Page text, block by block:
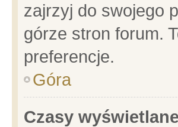
zajrzyj do swojego
górze stron forum.
preferencje.
Góra
Czasy